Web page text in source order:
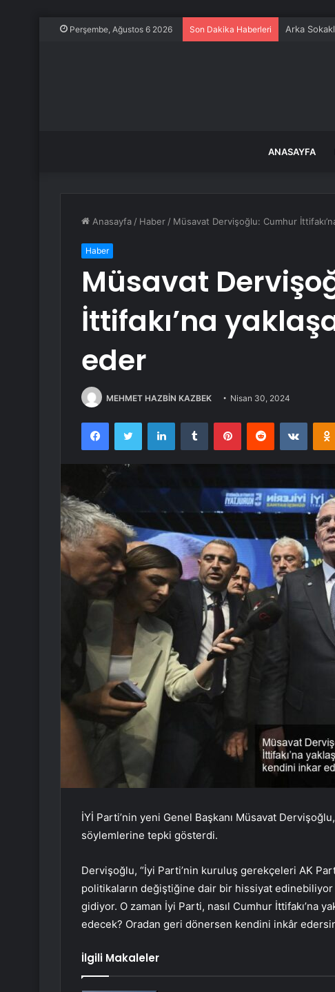
Perşembe, Ağustos 6 2026 Son Dakika Haberleri Arka
ANASAYFA
Anasayfa / Haber / Müsavat Dervişoğlu: Cumhur
Haber
Müsavat
İttifakı’na
eder
MEHMET HAZBİN KAZBEK Nisan 30, 2024
FacebookTwitter LinkedInTumblr PinterestReddit
İYİ Parti’nin yeni Genel Başkanı Müsavat
söylemlerine tepki gösterdi.
Dervişoğlu, “İyi Parti’nin kuruluş gerekçeleri AK
politikaların değiştiğine dair bir hissiyat edinebiliyor
gidiyor. O zaman İyi Parti, nasıl Cumhur İttifakı’na
edecek? Oradan geri dönersen kendini inkâr
İlgili Makaleler